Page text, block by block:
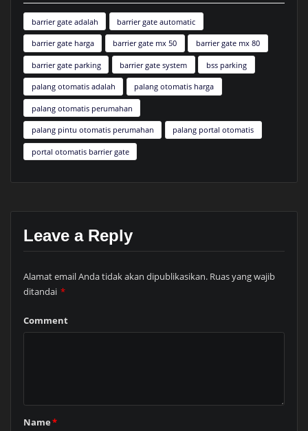
barrier gate adalah barrier gate automatic
barrier gate harga barrier gate mx 50 barrier gate mx 80
barrier gate parking barrier gate system bss parking
palang otomatis adalah palang otomatis harga
palang otomatis perumahan
palang pintu otomatis perumahan palang portal otomatis
portal otomatis barrier gate
Leave a Reply
Alamat email Anda tidak akan dipublikasikan. Ruas yang wajib
ditandai *
Comment
Name*